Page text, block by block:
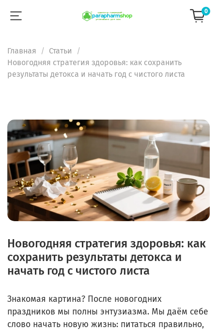
0
Главная
Статьи
Новогодняя стратегия здоровья: как сохранить
результаты детокса и начать год с чистого листа
Новогодняя стратегия здоровья: как
сохранить результаты детокса и
начать год с чистого листа
Знакомая картина? После новогодних
праздников мы полны энтузиазма. Мы даём себе
слово начать новую жизнь: питаться правильно,